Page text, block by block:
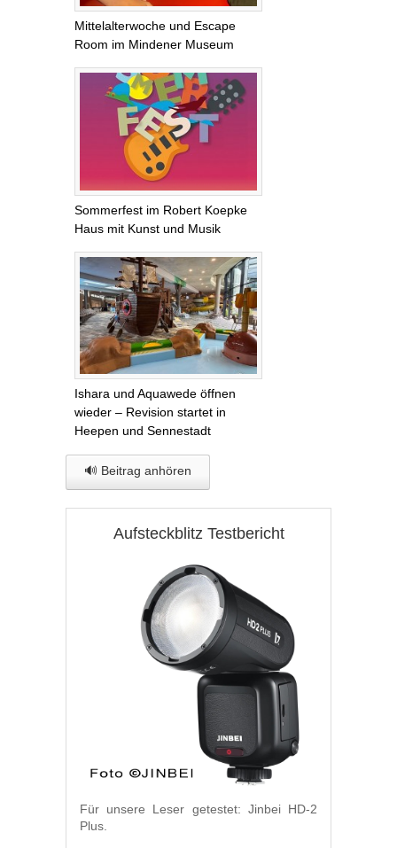
Mittelalterwoche und Escape
Room im Mindener Museum
Sommerfest im Robert Koepke
Haus mit Kunst und Musik
Ishara und Aquawede öffnen
wieder – Revision startet in
Heepen und Sennestadt
🔊 Beitrag anhören
Aufsteckblitz Testbericht
Für unsere Leser getestet: Jinbei HD-2
Plus.